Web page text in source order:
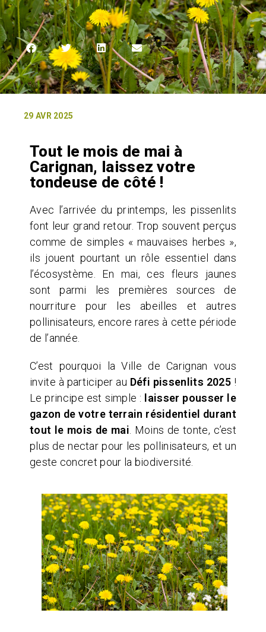
29 AVR 2025
Tout le mois de mai à
Carignan, laissez votre
tondeuse de côté !
Avec l’arrivée du printemps, les pissenlits
font leur grand retour. Trop souvent perçus
comme de simples « mauvaises herbes »,
ils jouent pourtant un rôle essentiel dans
l’écosystème. En mai, ces fleurs jaunes
sont parmi les premières sources de
nourriture pour les abeilles et autres
pollinisateurs, encore rares à cette période
de l’année.
C’est pourquoi la Ville de Carignan vous
invite à participer au Défi pissenlits 2025 !
Le principe est simple :
laisser pousser le
gazon de votre terrain résidentiel durant
tout le mois de mai. Moins de tonte, c’est
plus de nectar pour les pollinisateurs, et un
geste concret pour la biodiversité.